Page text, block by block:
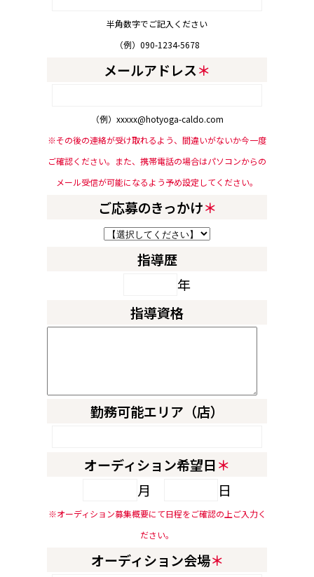
半角数字でご記入ください
（例）090-1234-5678
メールアドレス＊
（例）xxxxx@hotyoga-caldo.com
※その後の連絡が受け取れるよう、間違いがないか今一度
ご確認ください。 また、携帯電話の場合はパソコンからの
メール受信が可能になるよう予め設定してください。
ご応募のきっかけ＊
指導歴
年
指導資格
勤務可能エリア（店）
オーディション希望日＊
月
日
※オーディション募集概要にて日程をご確認の上ご入力く
ださい。
オーディション会場＊